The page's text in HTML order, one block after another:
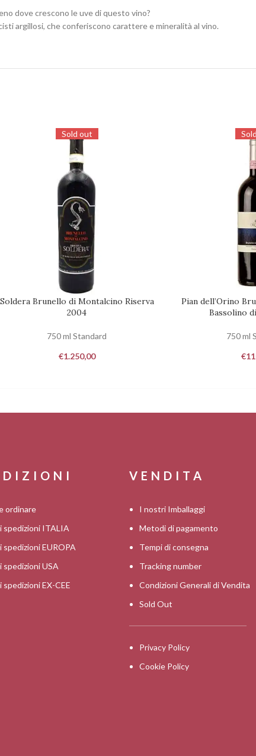
dove crescono le uve di questo vino?
argillosi, che conferiscono carattere e mineralità al vino.
Sold out
DISPONIBILITÀ
Soldera Brunello di Montalcino Riserva
2004
750 ml Standard
€1.250,00
RICHIEDI
Pian dell’Orino
Bassolino
750 ml
€
ordinare
spedizioni ITALIA
spedizioni EUROPA
spedizioni USA
spedizioni EX-CEE
VENDITA
I nostri Imballaggi
Metodi di pagamento
Tempi di consegna
Tracking number
Condizioni Generali di Vendita
Sold Out
Privacy Policy
Cookie Policy